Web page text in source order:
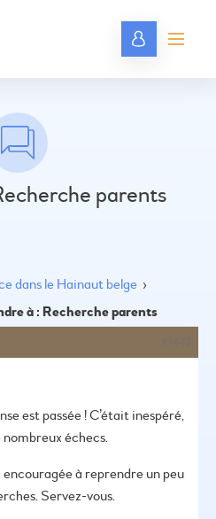
parents
dans le Hainaut belge ›
à : Recherche parents
est passée ! C’était inespéré,
nombreux échecs.
encouragée à reprendre un peu
Servez-vous.